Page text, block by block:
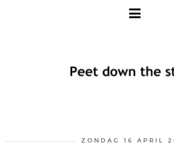
ZONDAG 16 APRIL